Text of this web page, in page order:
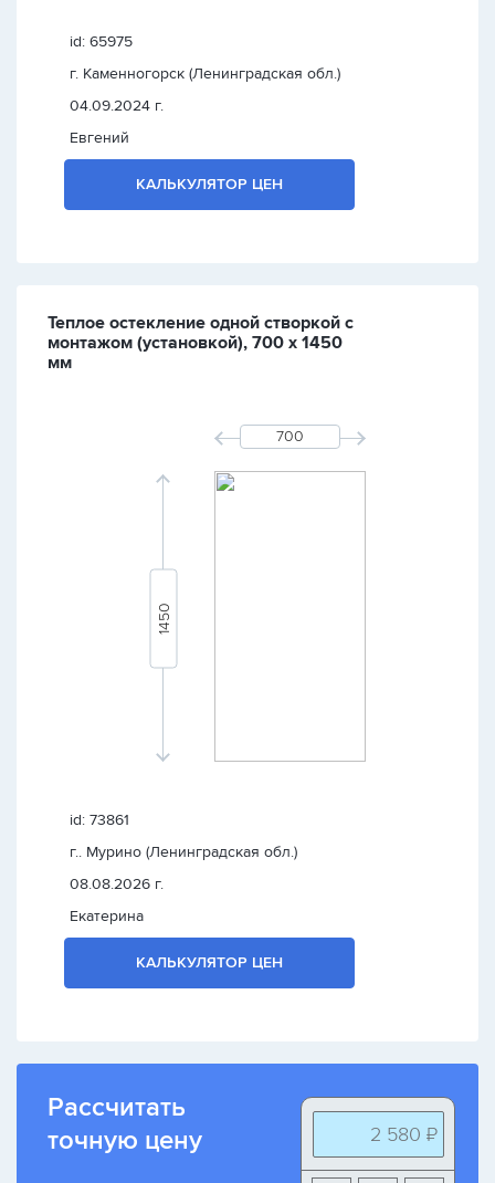
id: 65975
г. Каменногорск (Ленинградская обл.)
04.09.2024 г.
Евгений
КАЛЬКУЛЯТОР ЦЕН
Теплое остекление одной створкой с
монтажом (установкой), 700 х 1450
мм
id: 73861
г.. Мурино (Ленинградская обл.)
08.08.2026 г.
Екатерина
КАЛЬКУЛЯТОР ЦЕН
Рассчитать
точную цену
2 580 ₽